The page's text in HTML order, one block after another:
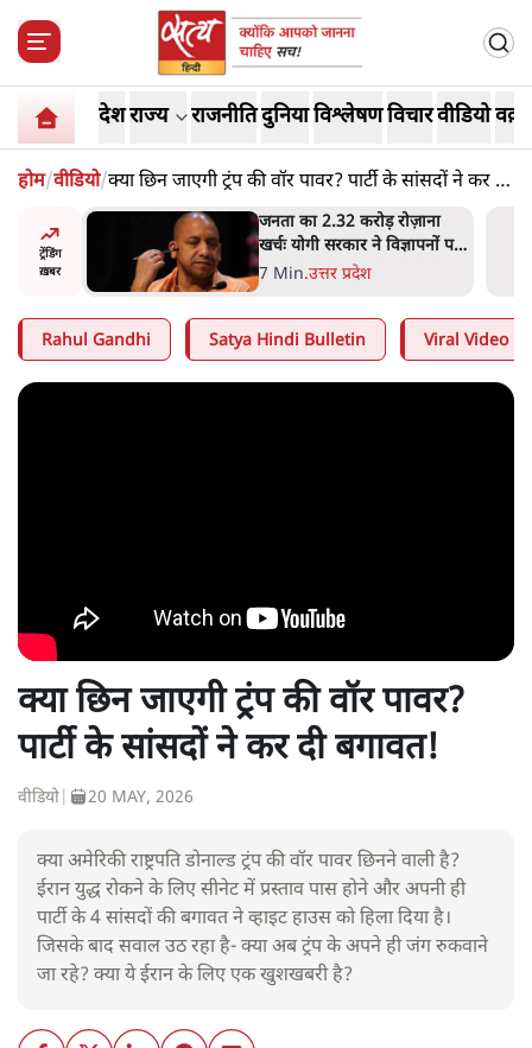
देशराज्य राजनीतिदुनियाविश्लेषणविचारवीडियो
होम/वीडियो/क्या छिन जाएगी ट्रंप की वॉर पावर? पार्टी के सांसदों ने कर दी
बगावत!
ट्रेंडिंग
ख़बर
पर
उलटबांसीः राष्ट्र के चरित्र की मरम्मत
जारी है
11 Min.व्यंग्य/उलटबाँसी
Rahul Gandhi Satya Hindi Bulletin Viral Video
क्या छिन जाएगी ट्रंप की वॉर पावर?
पार्टी के सांसदों ने कर दी बगावत!
वीडियो 20 MAY, 2026
क्या अमेरिकी राष्ट्रपति डोनाल्ड ट्रंप की वॉर पावर छिनने वाली है?
ईरान युद्ध रोकने के लिए सीनेट में प्रस्ताव पास होने और अपनी ही
पार्टी के 4 सांसदों की बगावत ने व्हाइट हाउस को हिला दिया है।
जिसके बाद सवाल उठ रहा है- क्या अब ट्रंप के अपने ही जंग रुकवाने
जा रहे? क्या ये ईरान के लिए एक खुशखबरी है?